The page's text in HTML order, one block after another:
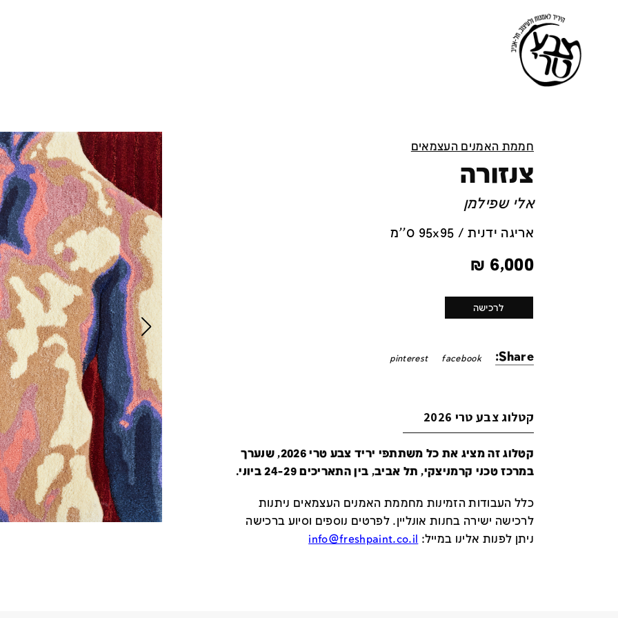
חממת האמנים העצמאים
צנזורה
אלי שפילמן
אריגה ידנית / 95x95 ס''מ
6,000
₪
לרכישה
Share:
facebook
pinterest
קטלוג צבע טרי 2026
קטלוג זה מציג את כל משתתפי יריד צבע טרי 2026, שנערך
במרכז טכני קרמניצקי, תל אביב, בין התאריכים 24-29 ביוני.
כלל העבודות הזמינות מחממת האמנים העצמאים ניתנות
לרכישה ישירה בחנות אונליין.לפרטים נוספים וסיוע ברכישה
ניתן לפנות אלינו במייל:
info@freshpaint.co.il